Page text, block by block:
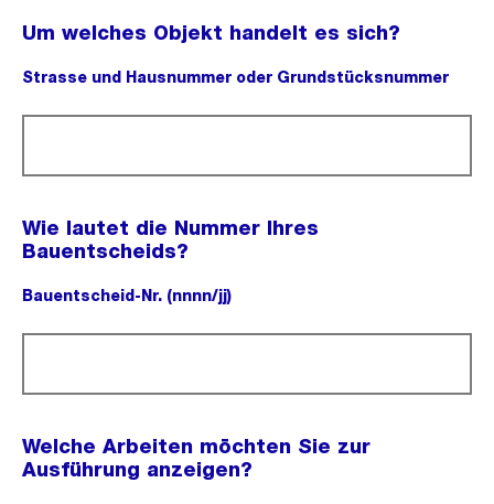
Um welches Objekt handelt es sich?
Strasse und Hausnummer oder Grundstücksnummer
Wie lautet die Nummer Ihres
Bauentscheids?
Bauentscheid-Nr. (nnnn/jj)
Welche Arbeiten möchten Sie zur
Ausführung anzeigen?